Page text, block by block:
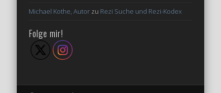
Michael Kothe, Autor zu Rezi Suche und Rezi-Kodex
Folge mir!